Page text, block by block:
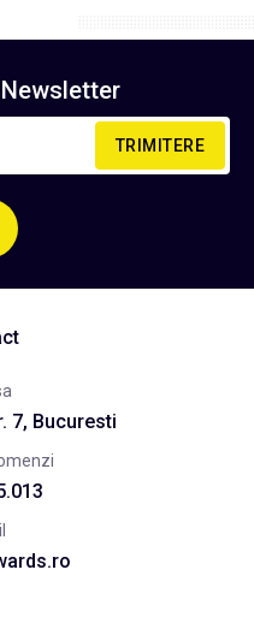
Newsletter
TRIMITERE
7, Bucuresti